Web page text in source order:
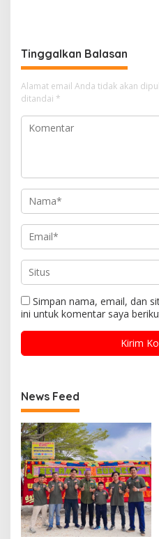
Tinggalkan Balasan
Alamat email Anda tidak akan
ditandai *
Simpan nama, email, dan
ini untuk komentar saya
News Feed